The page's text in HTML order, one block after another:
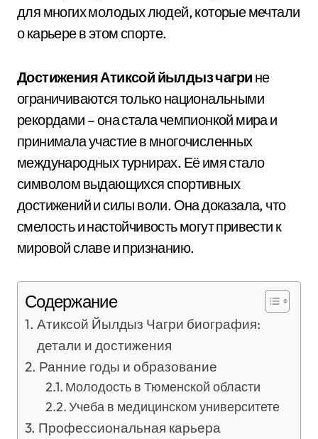
для многих молодых людей, которые мечтали
о карьере в этом спорте.
Достижения Атиксой йылдыз чагри не
ограничиваются только национальными
рекордами – она стала чемпионкой мира и
принимала участие в многочисленных
международных турнирах. Её имя стало
символом выдающихся спортивных
достижений и силы воли. Она доказала, что
смелость и настойчивость могут привести к
мировой славе и признанию.
Содержание
Атиксой Йылдыз Чагри биография:
детали и достижения
Ранние годы и образование
Молодость в Тюменской области
Учеба в медицинском университете
Профессиональная карьера